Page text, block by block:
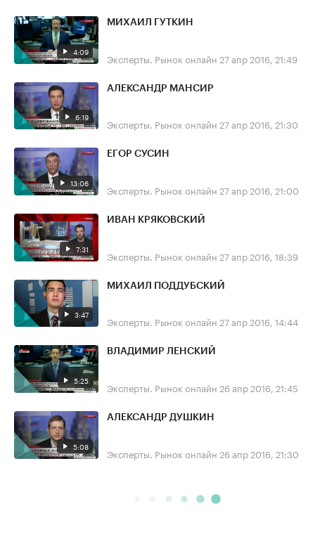
4:09
МИХАИЛ ГУТКИН
Эксперты. Рынок онлайн 27 апр 2016, 21:49
6:19
АЛЕКСАНДР МАНСИР
Эксперты. Рынок онлайн 27 апр 2016, 21:30
13:06
ЕГОР СУСИН
Эксперты. Рынок онлайн 27 апр 2016, 21:00
7:31
ИВАН КРЯКОВСКИЙ
Эксперты. Рынок онлайн 27 апр 2016, 18:39
3:47
МИХАИЛ ПОДДУБСКИЙ
Эксперты. Рынок онлайн 27 апр 2016, 14:44
5:25
ВЛАДИМИР ЛЕНСКИЙ
Эксперты. Рынок онлайн 26 апр 2016, 21:45
5:08
АЛЕКСАНДР ДУШКИН
Эксперты. Рынок онлайн 26 апр 2016, 21:30